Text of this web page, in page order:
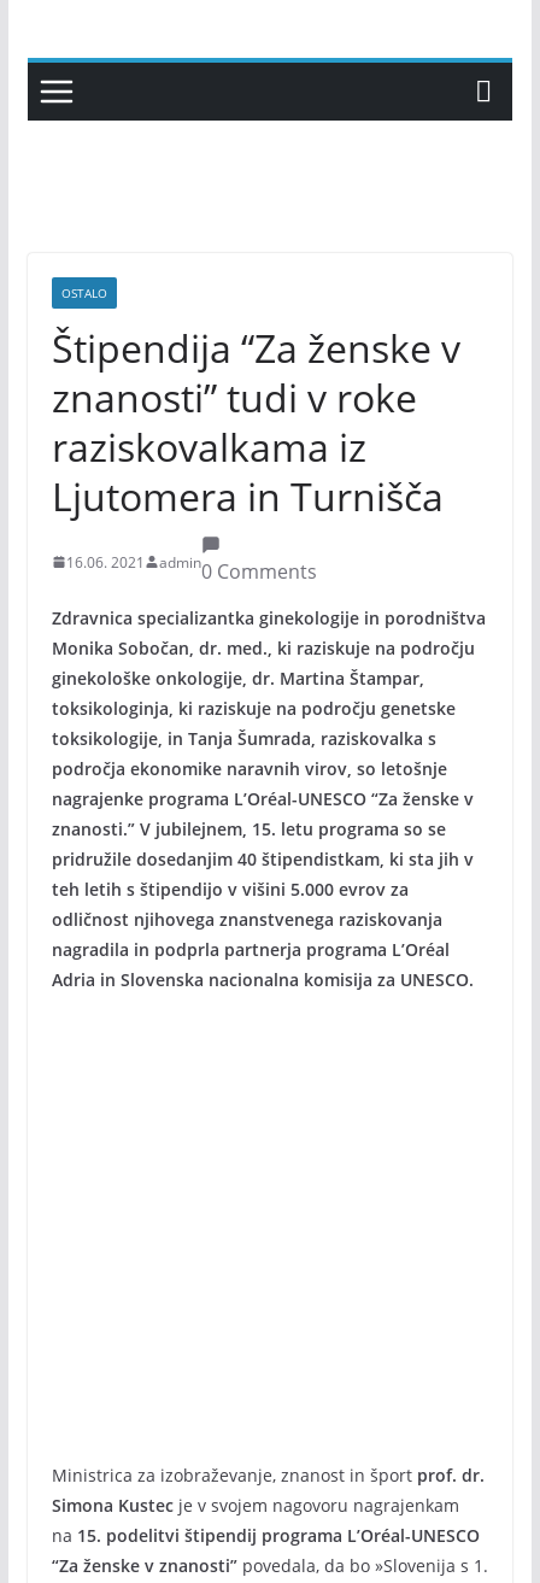
content
OSTALO
Štipendija “Za ženske v
znanosti” tudi v roke
raziskovalkama iz
Ljutomera in Turnišča
16.06. 2021 admin0 Comments
Zdravnica specializantka ginekologije in porodništva
Monika Sobočan, dr. med., ki raziskuje na področju
ginekološke onkologije, dr. Martina Štampar,
toksikologinja, ki raziskuje na področju genetske
toksikologije, in Tanja Šumrada, raziskovalka s
področja ekonomike naravnih virov, so letošnje
nagrajenke programa L’Oréal-UNESCO “Za ženske v
znanosti.” V jubilejnem, 15. letu programa so se
pridružile dosedanjim 40 štipendistkam, ki sta jih v
teh letih s štipendijo v višini 5.000 evrov za
odličnost njihovega znanstvenega raziskovanja
nagradila in podprla partnerja programa L’Oréal
Adria in Slovenska nacionalna komisija za UNESCO.
Ministrica za izobraževanje, znanost in šport prof. dr.
Simona Kustecje v svojem nagovoru nagrajenkam
na 15. podelitvi štipendij programa L’Oréal-UNESCO
“Za ženske v znanosti”povedala, da bo »Slovenija s 1.